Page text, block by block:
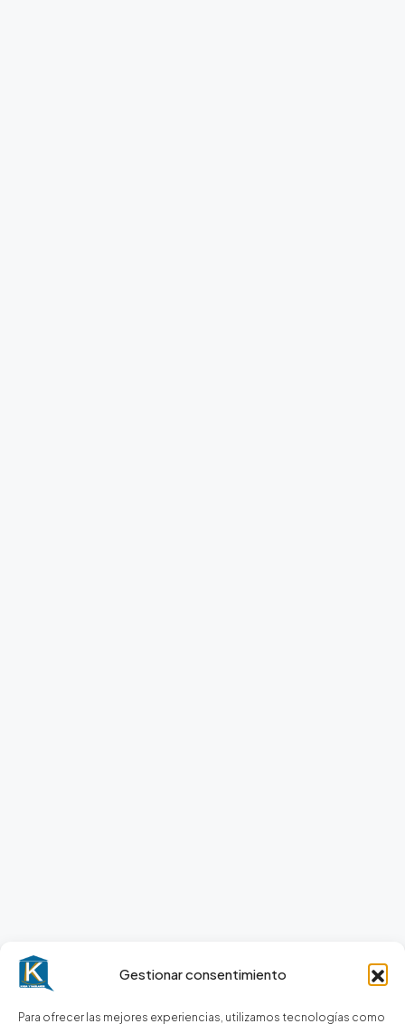
Gestionar consentimiento
Para ofrecer las mejores experiencias, utilizamos tecnologías como